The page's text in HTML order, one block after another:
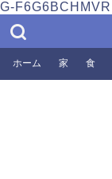
G-F6G6BCHMVR
ホーム 家 食